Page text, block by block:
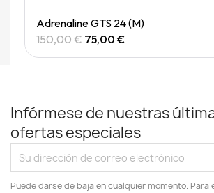
Quick View
Adrenaline GTS 24 (M)
150,00 € 75,00 €
Infórmese de nuestras
ofertas especiales
Puede darse de baja en cualquier momento. Para